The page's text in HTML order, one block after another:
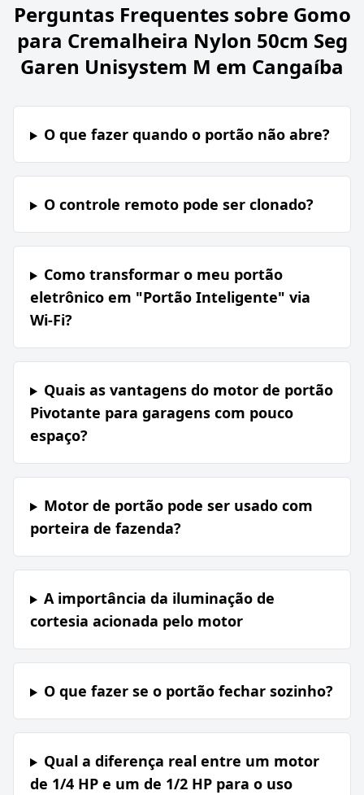
Perguntas Frequentes sobre Gomo
para Cremalheira Nylon 50cm Seg
Garen Unisystem M em Cangaíba
O que fazer quando o portão não abre?
O controle remoto pode ser clonado?
Como transformar o meu portão
eletrônico em "Portão Inteligente" via
Wi-Fi?
Quais as vantagens do motor de portão
Pivotante para garagens com pouco
espaço?
Motor de portão pode ser usado com
porteira de fazenda?
A importância da iluminação de
cortesia acionada pelo motor
O que fazer se o portão fechar sozinho?
Qual a diferença real entre um motor
de 1/4 HP e um de 1/2 HP para o uso